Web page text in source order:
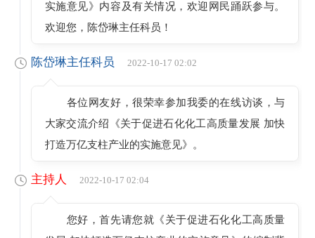
实施意见》内容及有关情况，欢迎网民踊跃参与。
欢迎您，陈岱琳主任科员！
陈岱琳主任科员 2022-10-17 02:02
各位网友好，很荣幸参加我委的在线访谈，与
大家交流介绍《关于促进石化化工高质量发展 加快
打造万亿支柱产业的实施意见》。
主持人 2022-10-17 02:04
您好，首先请您就《关于促进石化化工高质量